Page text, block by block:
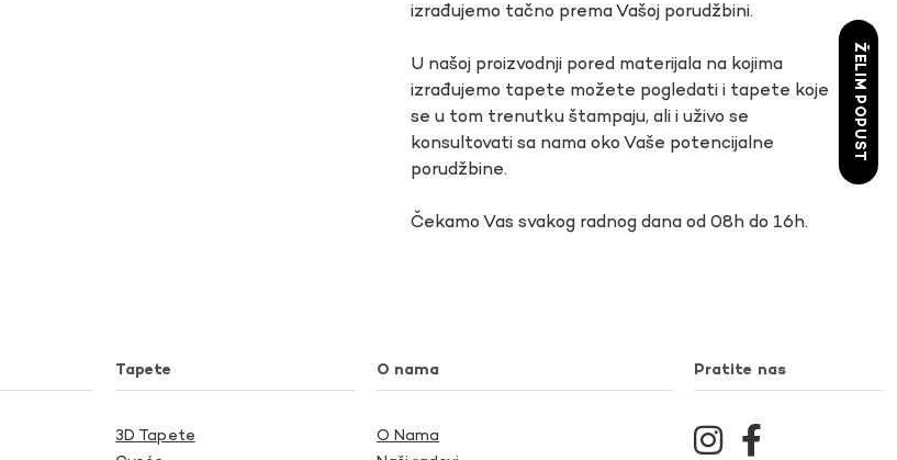
izrađujemo tačno prema Vašoj porudžbini.
U našoj proizvodnji pored materijala na kojima
izrađujemo tapete možete pogledati i tapete koje
se u tom trenutku štampaju, ali i uživo se
konsultovati sa nama oko Vaše potencijalne
porudžbine.
Čekamo Vas svakog radnog dana od 08h do 16h.
Tapete
3D Tapete
O nama
O Nama
Pratite nas
ŽELIM POPUST